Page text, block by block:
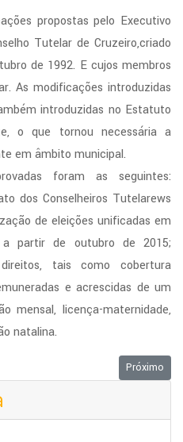
propostas pelo Executivo
Tutelar de Cruzeiro,criado
de 1992. E cujos membros
As modificações introduzidas
introduzidas no Estatuto
o que tornou necessária a
em âmbito municipal.
foram as seguintes:
dos Conselheiros Tutelarews
de eleições unificadas em
partir de outubro de 2015;
tais como cobertura
e acrescidas de um
mensal, licença-maternidade,
natalina.
CRIAR O CADIN MUNICIPAL
Próximo
Próximo